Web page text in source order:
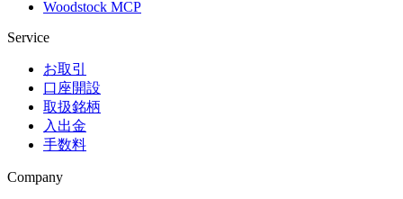
Woodstock MCP
Service
お取引
口座開設
取扱銘柄
入出金
手数料
Company